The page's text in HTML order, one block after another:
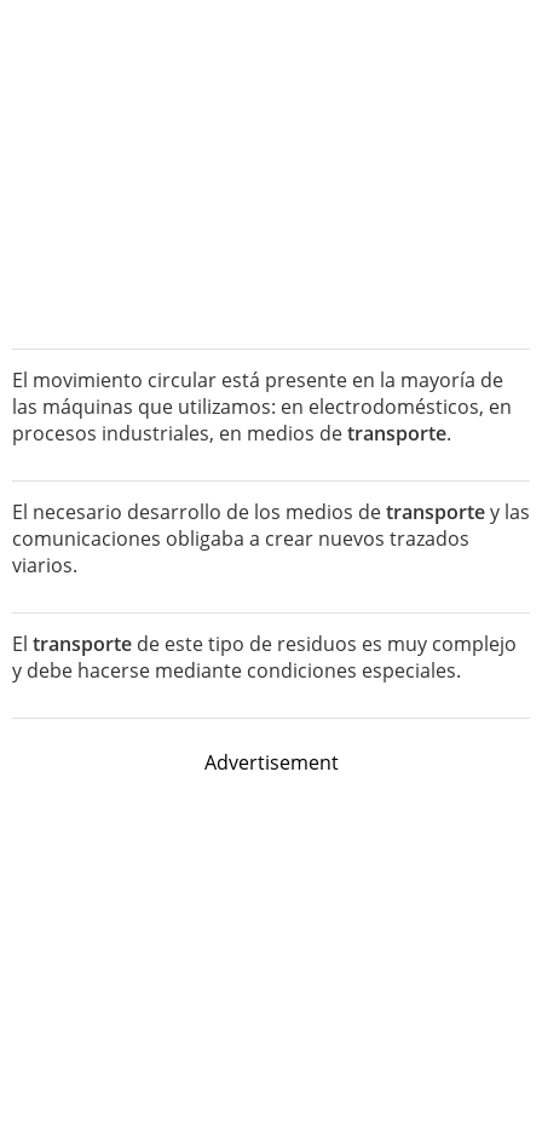
El movimiento circular está presente en la mayoría de
las máquinas que utilizamos: en electrodomésticos, en
procesos industriales, en medios detransporte.
El necesario desarrollo de los medios detransportey las
comunicaciones obligaba a crear nuevos trazados
viarios.
El transporte de este tipo de residuos es muy complejo
y debe hacerse mediante condiciones especiales.
Advertisement